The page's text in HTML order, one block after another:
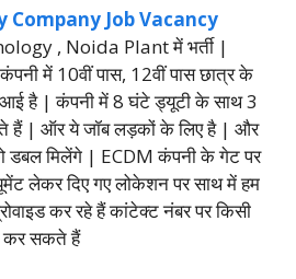
Company Job Vacancy
, Noida Plant में भर्ती |
में 10वीं पास, 12वीं पास छात्र के
आई है | कंपनी में 8 घंटे ड्यूटी के साथ 3
हैं | ऑर ये जॉब लड़कों के लिए है | और
डबल मिलेंगे | ECDM कंपनी के गेट पर
लेकर दिए गए लोकेशन पर साथ में हम
कर रहे हैं कांटेक्ट नंबर पर किसी
कर सकते हैं